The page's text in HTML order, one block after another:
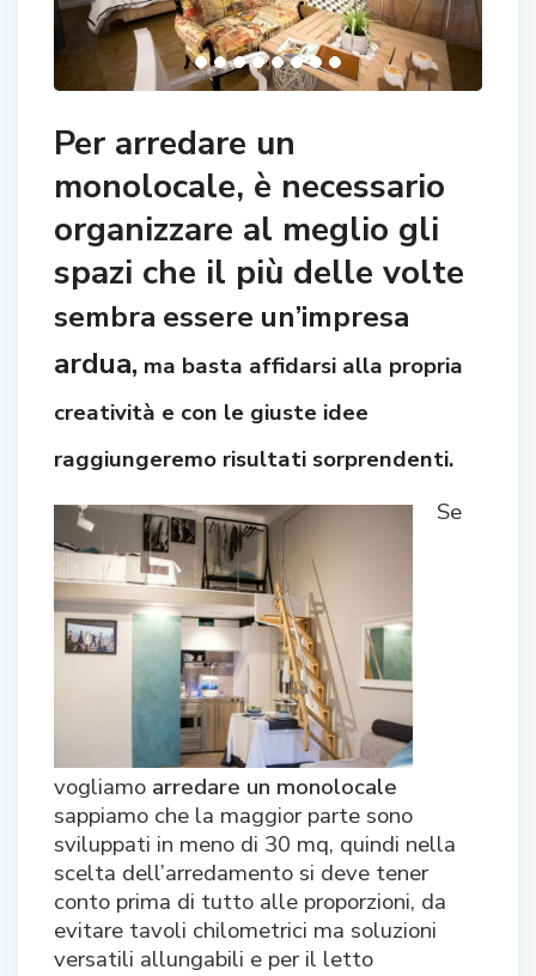
Per arredare un
monolocale, è necessario
organizzare al meglio gli
spazi che il più delle volte
sembra essere un’impresa
ardua, ma basta affidarsi alla propria
creatività e con le giuste idee
raggiungeremo risultati sorprendenti.
Se
vogliamo arredare un monolocale
sappiamo che la maggior parte sono
sviluppati in meno di 30 mq, quindi nella
scelta dell’arredamento si deve tener
conto prima di tutto alle proporzioni, da
evitare tavoli chilometrici ma soluzioni
versatili allungabili e per il letto